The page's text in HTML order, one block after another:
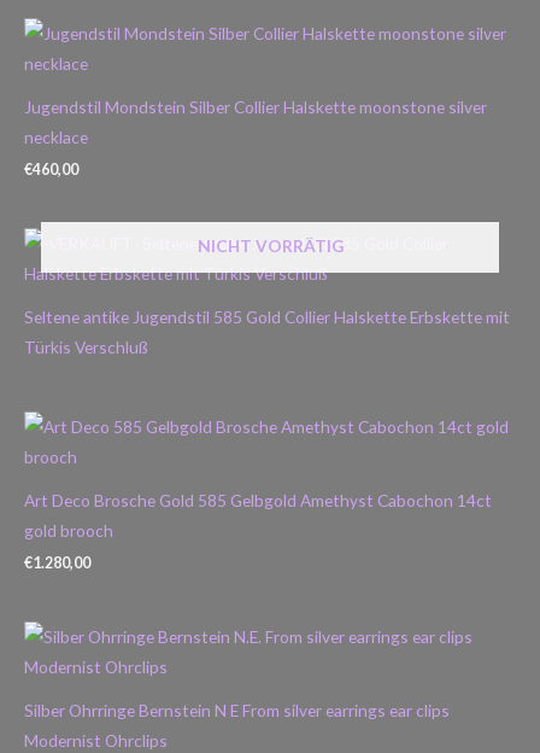
Jugendstil Mondstein Silber Collier Halskette moonstone silver
necklace
€460,00
NICHT VORRÄTIG
Seltene antike Jugendstil 585 Gold Collier Halskette Erbskette mit
Türkis Verschluß
Art Deco Brosche Gold 585 Gelbgold Amethyst Cabochon 14ct
gold brooch
€1.280,00
Silber Ohrringe Bernstein N E From silver earrings ear clips
Modernist Ohrclips